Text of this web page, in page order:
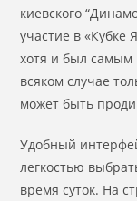
киевского
участие в
хотя и был самым
всяком случае
может быть
Удобный
легкостью
время суток. На